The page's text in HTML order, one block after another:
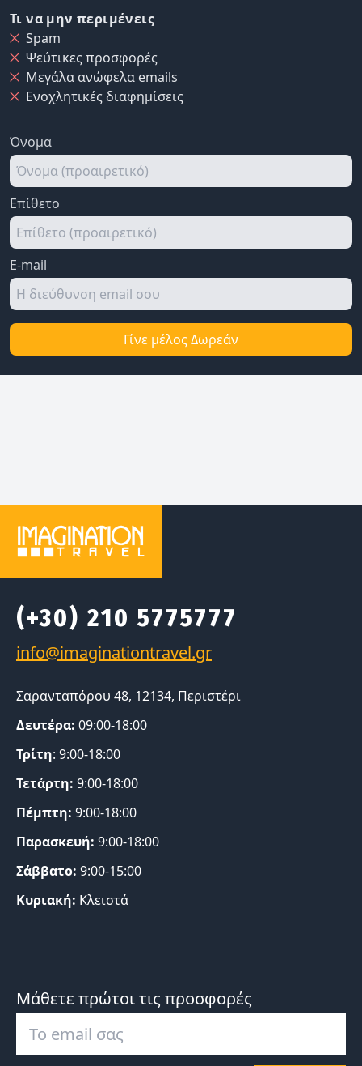
Τι να μην περιμένεις
Spam
Ψεύτικες προσφορές
Μεγάλα ανώφελα emails
Ενοχλητικές διαφημίσεις
Όνομα
Επίθετο
E-mail
Γίνε μέλος Δωρεάν
(+30) 210 5775777
Σαρανταπόρου 48, 12134, Περιστέρι
Δευτέρα: 09:00-18:00
Τρίτη: 9:00-18:00
Τετάρτη: 9:00-18:00
Πέμπτη: 9:00-18:00
Παρασκευή: 9:00-18:00
Σάββατο: 9:00-15:00
Κυριακή: Κλειστά
Μάθετε πρώτοι τις προσφορές